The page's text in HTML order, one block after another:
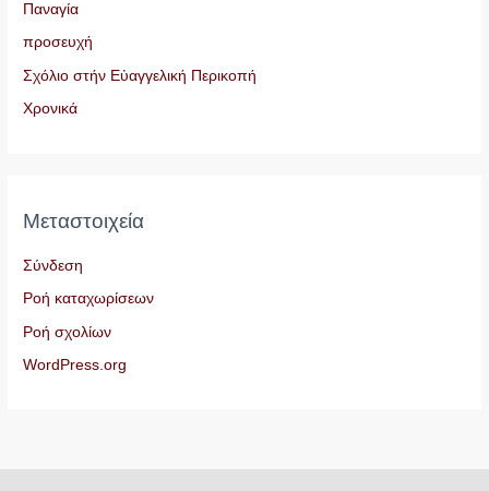
Παναγία
προσευχή
Σχόλιο στήν Εὐαγγελική Περικοπή
Χρονικά
Μεταστοιχεία
Σύνδεση
Ροή καταχωρίσεων
Ροή σχολίων
WordPress.org